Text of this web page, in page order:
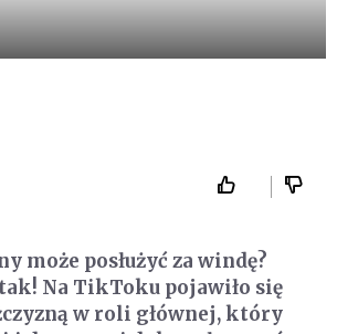
może posłużyć za windę?
Na TikToku pojawiło się
w roli głównej, który